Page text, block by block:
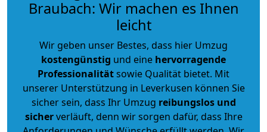
Braubach: Wir machen es Ihnen
leicht
Wir geben unser Bestes, dass hier Umzug
kostengünstig und eine hervorragende
Professionalitätsowie Qualität bietet. Mit
unserer Unterstützung in Leverkusen können Sie
sicher sein, dass Ihr Umzug reibungslos und
sicherverläuft, denn wir sorgen dafür, dass Ihre